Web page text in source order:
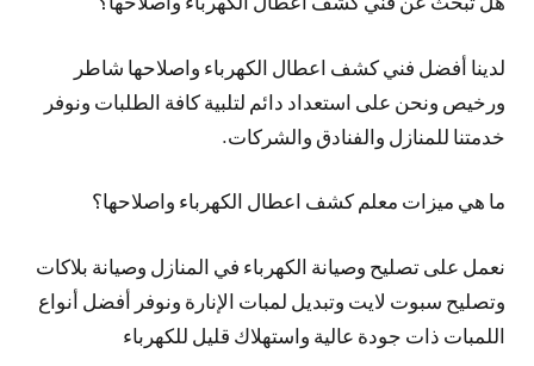
لدينا أفضل فني كشف اعطال الكهرباء واصلاحها شاطر
ورخيص ونحن على استعداد دائم لتلبية كافة الطلبات ونوفر
خدمتنا للمنازل والفنادق والشركات.
ما هي ميزات معلم كشف اعطال الكهرباء واصلاحها؟
نعمل على تصليح وصيانة الكهرباء في المنازل وصيانة بلاكات
وتصليح سبوت لايت وتبديل لمبات الإنارة ونوفر أفضل أنواع
اللمبات ذات جودة عالية واستهلاك قليل للكهرباء